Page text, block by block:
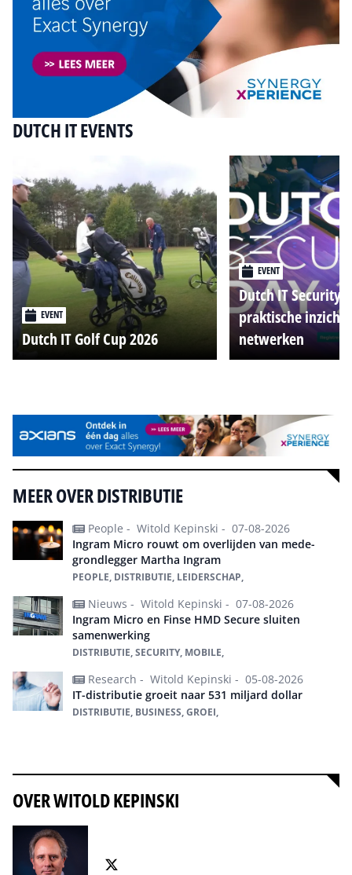
DUTCH IT EVENTS
EVENT
Dutch IT Golf Cup 2026
EVENT
Dutch IT Security
praktische
netwerken
MEER OVER DISTRIBUTIE
People - Witold Kepinski - 07-08-2026
Ingram Micro rouwt om overlijden van mede-
grondlegger Martha Ingram
PEOPLE, DISTRIBUTIE, LEIDERSCHAP,
Nieuws - Witold Kepinski - 07-08-2026
Ingram Micro en Finse HMD Secure sluiten
samenwerking
DISTRIBUTIE, SECURITY, MOBILE,
Research - Witold Kepinski - 05-08-2026
IT-distributie groeit naar 531 miljard dollar
DISTRIBUTIE, BUSINESS, GROEI,
OVER WITOLD KEPINSKI